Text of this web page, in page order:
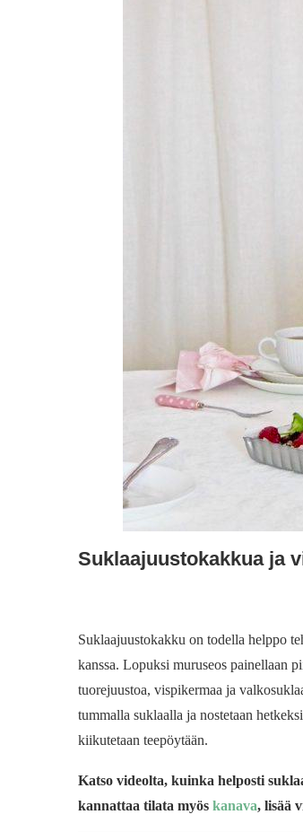
Suklaajuustokakkua ja
Suklaajuustokakku on todella helppo
kanssa. Lopuksi muruseos painellaan
tuorejuustoa, vispikermaa ja
tummalla suklaalla ja nostetaan
kiikutetaan teepöytään.
Katso videolta, kuinka helposti
kannattaa tilata myös kanava, lisää